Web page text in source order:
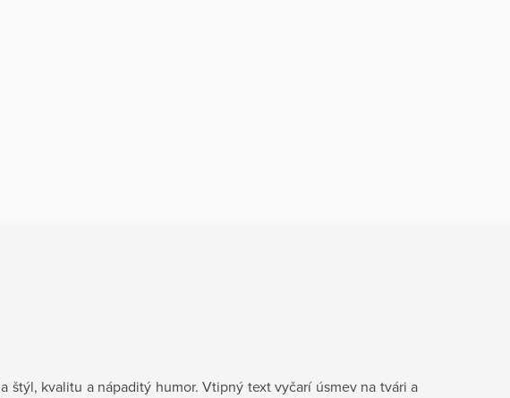
štýl, kvalitu a nápaditý humor. Vtipný text vyčarí úsmev na tvári a